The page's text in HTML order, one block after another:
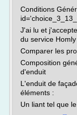
Conditions
J'ai lu et
du service Homly
Comparer les
Composition
d'enduit
L'enduit de
éléments :
Un liant tel que